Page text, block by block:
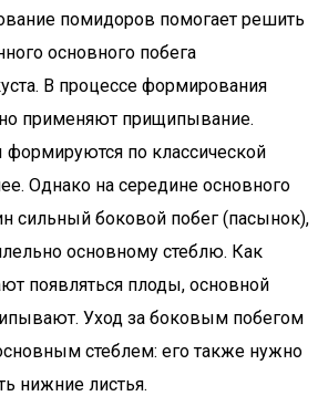
помидоров помогает решить
основного побега
В процессе формирования
применяют прищипывание.
по классической
Однако на середине основного
сильный боковой побег (пасынок),
основному стеблю. Как
появляться плоды, основной
Уход за боковым побегом
стеблем: его также нужно
нижние листья.